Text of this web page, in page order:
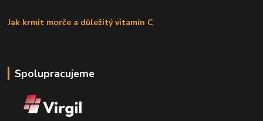
Jak krmit morče a důležitý vitamín C
Spolupracujeme